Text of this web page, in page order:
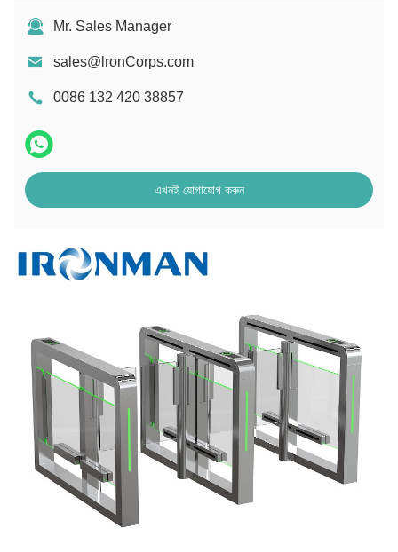
Mr. Sales Manager
sales@lronCorps.com
0086 132 420 38857
এখনই যোগাযোগ করুন